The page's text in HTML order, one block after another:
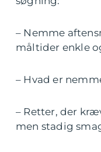
– Nemme
måltider enkle
– Hvad er
– Retter, der
men stadig